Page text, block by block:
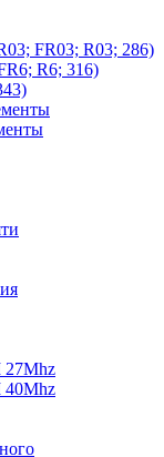
FR03; R03; 286)
R6; 316)
27Mhz
40Mhz